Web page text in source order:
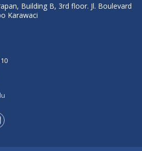
Building B, 3rd floor. Jl. Boulevard
Karawaci